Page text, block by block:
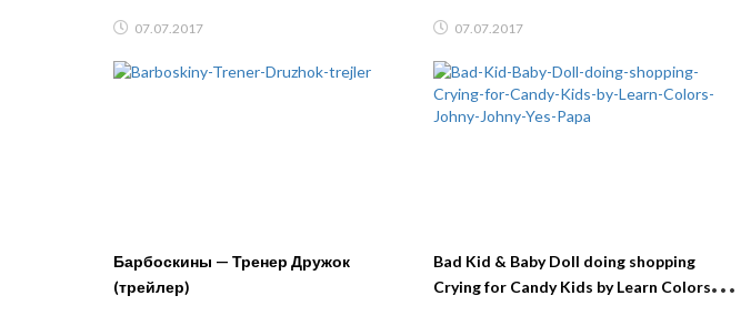
07.07.2017 07.07.2017
Барбоскины — Тренер Дружок
(трейлер)
Bad Kid & Baby Doll doing shopping
Crying for Candy Kids by Learn Colors